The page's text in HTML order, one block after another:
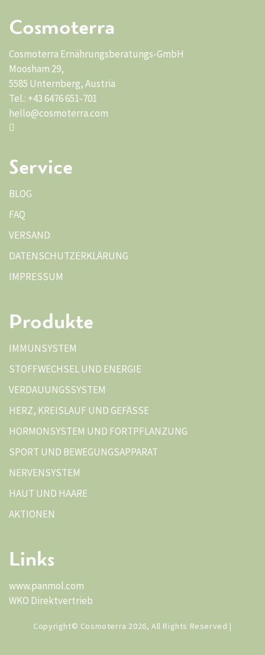
Cosmoterra
Cosmoterra Ernährungsberatungs-GmbH
Moosham 29,
5585 Unternberg, Austria
Tel.: +43 6476 651-701
hello@cosmoterra.com
Service
BLOG
FAQ
VERSAND
DATENSCHUTZERKLÄRUNG
IMPRESSUM
Produkte
IMMUNSYSTEM
STOFFWECHSEL UND ENERGIE
VERDAUUNGSSYSTEM
HERZ, KREISLAUF UND GEFÄSSE
HORMONSYSTEM UND FORTPFLANZUNG
SPORT UND BEWEGUNGSAPPARAT
NERVENSYSTEM
HAUT UND HAARE
AKTIONEN
Links
www.panmol.com
WKO Direktvertrieb
Copyright© Cosmoterra 2026, All Rights Reserved |